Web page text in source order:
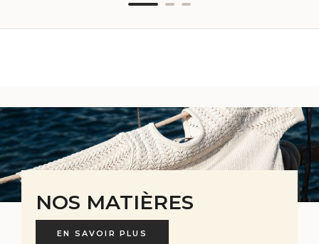
NOS MATIÈRES
EN SAVOIR PLUS